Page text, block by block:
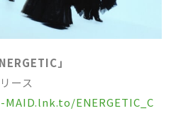
」
ース
ENERGETIC_C